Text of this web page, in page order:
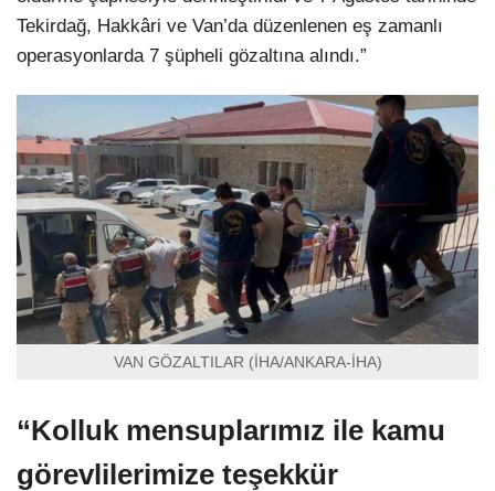
Tekirdağ, Hakkâri ve Van’da düzenlenen eş zamanlı
operasyonlarda 7 şüpheli gözaltına alındı.”
VAN GÖZALTILAR (İHA/ANKARA-İHA)
“Kolluk mensuplarımız ile kamu
görevlilerimize teşekkür